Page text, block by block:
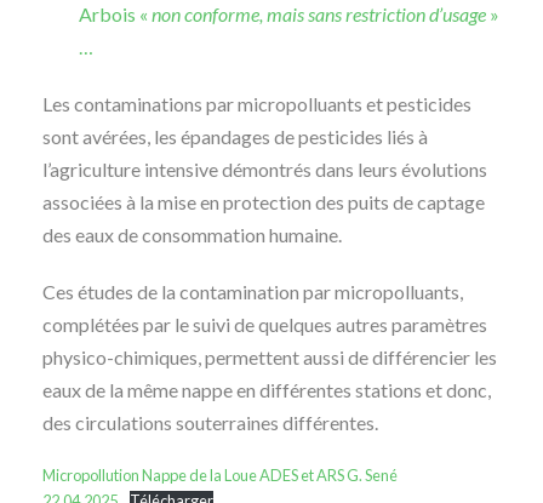
Arbois « non conforme, mais sans restriction d’usage »
…
Les contaminations par micropolluants et pesticides
sont avérées, les épandages de pesticides liés à
l’agriculture intensive démontrés dans leurs évolutions
associées à la mise en protection des puits de captage
des eaux de consommation humaine.
Ces études de la contamination par micropolluants,
complétées par le suivi de quelques autres paramètres
physico-chimiques, permettent aussi de différencier les
eaux de la même nappe en différentes stations et donc,
des circulations souterraines différentes.
Micropollution Nappe de la Loue ADES et ARS G. Sené